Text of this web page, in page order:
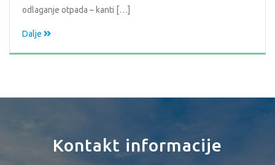
odlaganje otpada – kanti […]
Dalje
Kontakt informacije